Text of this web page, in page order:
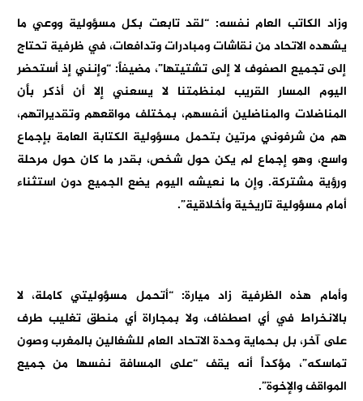
وزاد الكاتب العام نفسه: “لقد تابعت بكل مسؤولية ووعي ما
يشهده الاتحاد من نقاشات ومبادرات وتدافعات، في ظرفية تحتاج
إلى تجميع الصفوف لا إلى تشتيتها”، مضيفاً: “وإنني إذ أستحضر
اليوم المسار القريب لمنظمتنا لا يسعني إلا أن أذكر بأن
المناضلات والمناضلين أنفسهم، بمختلف مواقعهم وتقديراتهم،
هم من شرفوني مرتين بتحمل مسؤولية الكتابة العامة بإجماع
واسع، وهو إجماع لم يكن حول شخص، بقدر ما كان حول مرحلة
ورؤية مشتركة. وإن ما نعيشه اليوم يضع الجميع دون استثناء
أمام مسؤولية تاريخية وأخلاقية”.
وأمام هذه الظرفية زاد ميارة: “أتحمل مسؤوليتي كاملة، لا
بالانخراط في أي اصطفاف، ولا بمجاراة أي منطق تغليب طرف
على آخر، بل بحماية وحدة الاتحاد العام للشغالين بالمغرب وصون
تماسكه”، مؤكداً أنه يقف “على المسافة نفسها من جميع
المواقف والإخوة”.